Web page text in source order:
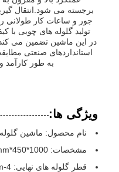
برجسته می شود.انتقال
جور و ساعات کار طولانی
تولید گلوله های چوبی با
در این ماشین تضمین می
استانداردهای صنعتی
به طور کارآمد
ویژگی ها:
نام محصول: ماشین
مشخصات: 1000*450*850mm
قطر گلوله های نهایی: 4-12mm